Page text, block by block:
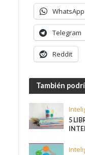
WhatsApp
Telegram
Reddit
También
5